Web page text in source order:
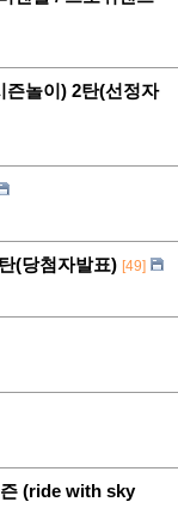
즌놀이) 2탄(선정자
(당첨자발표) [49]
즌 (ride with sky